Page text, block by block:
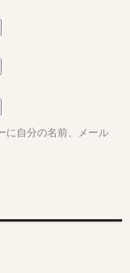
に自分の名前、メール